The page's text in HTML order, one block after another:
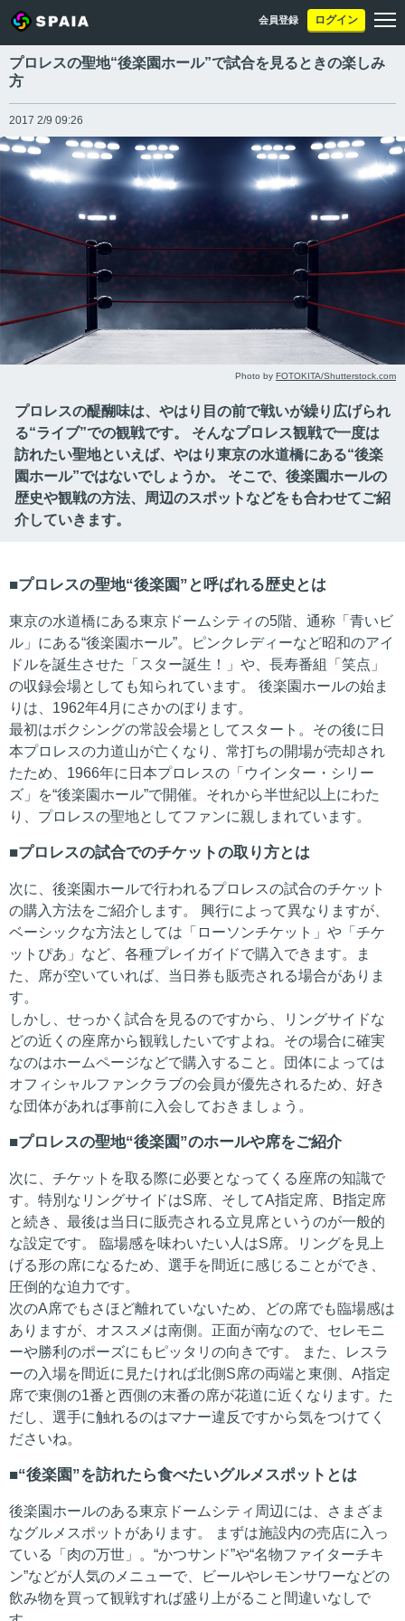
会員登録 ログイン
プロレスの聖地“後楽園ホール”で試合を見るときの楽しみ
方
2017 2/9 09:26
Photo by FOTOKITA/Shutterstock.com
プロレスの醍醐味は、やはり目の前で戦いが繰り広げられ
る“ライブ”での観戦です。 そんなプロレス観戦で一度は
訪れたい聖地といえば、やはり東京の水道橋にある“後楽
園ホール”ではないでしょうか。 そこで、後楽園ホールの
歴史や観戦の方法、周辺のスポットなどをも合わせてご紹
介していきます。
プロレスの聖地“後楽園”と呼ばれる歴史とは
東京の水道橋にある東京ドームシティの5階、通称「青いビ
ル」にある“後楽園ホール”。ピンクレディーなど昭和のアイ
ドルを誕生させた「スター誕生！」や、長寿番組「笑点」
の収録会場としても知られています。 後楽園ホールの始ま
りは、1962年4月にさかのぼります。
最初はボクシングの常設会場としてスタート。その後に日
本プロレスの力道山が亡くなり、常打ちの開場が売却され
たため、1966年に日本プロレスの「ウインター・シリー
ズ」を“後楽園ホール”で開催。それから半世紀以上にわた
り、プロレスの聖地としてファンに親しまれています。
プロレスの試合でのチケットの取り方とは
次に、後楽園ホールで行われるプロレスの試合のチケット
の購入方法をご紹介します。 興行によって異なりますが、
ベーシックな方法としては「ローソンチケット」や「チケ
ットぴあ」など、各種プレイガイドで購入できます。ま
た、席が空いていれば、当日券も販売される場合がありま
す。
しかし、せっかく試合を見るのですから、リングサイドな
どの近くの座席から観戦したいですよね。その場合に確実
なのはホームページなどで購入すること。団体によっては
オフィシャルファンクラブの会員が優先されるため、好き
な団体があれば事前に入会しておきましょう。
プロレスの聖地“後楽園”のホールや席をご紹介
次に、チケットを取る際に必要となってくる座席の知識で
す。特別なリングサイドはS席、そしてA指定席、B指定席
と続き、最後は当日に販売される立見席というのが一般的
な設定です。 臨場感を味わいたい人はS席。リングを見上
げる形の席になるため、選手を間近に感じることができ、
圧倒的な迫力です。
次のA席でもさほど離れていないため、どの席でも臨場感は
ありますが、オススメは南側。正面が南なので、セレモニ
ーや勝利のポーズにもピッタリの向きです。 また、レスラ
ーの入場を間近に見たければ北側S席の両端と東側、A指定
席で東側の1番と西側の末番の席が花道に近くなります。た
だし、選手に触れるのはマナー違反ですから気をつけてく
ださいね。
“後楽園”を訪れたら食べたいグルメスポットとは
後楽園ホールのある東京ドームシティ周辺には、さまざま
なグルメスポットがあります。 まずは施設内の売店に入っ
ている「肉の万世」。“かつサンド”や“名物ファイターチキ
ン”などが人気のメニューで、ビールやレモンサワーなどの
飲み物を買って観戦すれば盛り上がること間違いなしで